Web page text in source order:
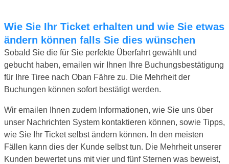
Wie Sie Ihr Ticket erhalten und wie Sie etwas
ändern können falls Sie dies wünschen
Sobald Sie die für Sie perfekte Überfahrt gewählt und
gebucht haben, emailen wir Ihnen Ihre Buchungsbestätigung
für Ihre Tiree nach Oban Fähre zu. Die Mehrheit der
Buchungen können sofort bestätigt werden.
Wir emailen Ihnen zudem Informationen, wie Sie uns über
unser Nachrichten System kontaktieren können, sowie Tipps,
wie Sie Ihr Ticket selbst ändern können. In den meisten
Fällen kann dies der Kunde selbst tun. Die Mehrheit unserer
Kunden bewertet uns mit vier und fünf Sternen was beweist,